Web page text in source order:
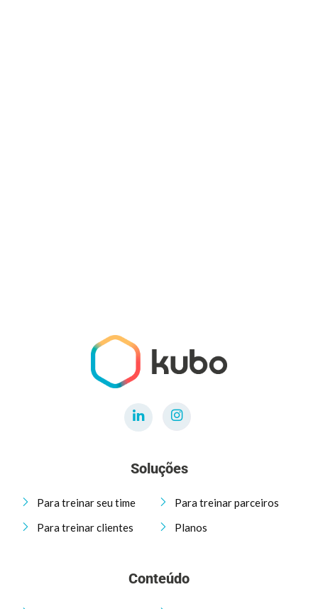
Soluções
Para treinar seu time
Para treinar clientes
Para treinar parceiros
Planos
Conteúdo